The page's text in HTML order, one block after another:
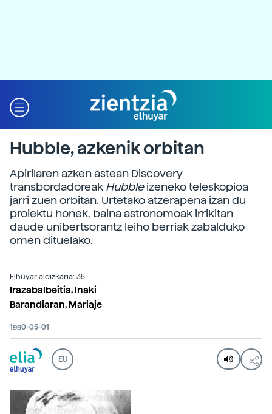
Hubble, azkenik orbitan
Apirilaren azken astean Discovery
transbordadoreak Hubbleizeneko teleskopioa
jarri zuen orbitan. Urtetako atzerapena izan du
proiektu honek, baina astronomoak irrikitan
daude unibertsorantz leiho berriak zabalduko
omen dituelako.
Elhuyar aldizkaria: 35
Irazabalbeitia, Inaki
Barandiaran, Mariaje
1990-05-01
EU